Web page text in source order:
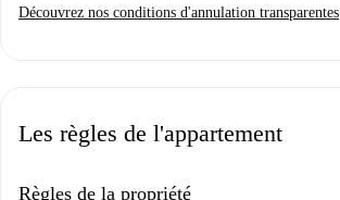
Découvrez nos conditions d'annulation transparentes
Les règles de l'appartement
Règles de la propriété